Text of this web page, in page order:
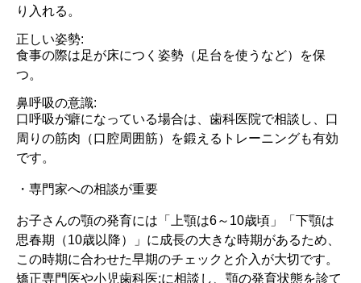
り入れる。
正しい姿勢:
食事の際は足が床につく姿勢（足台を使うなど）を保
つ。
鼻呼吸の意識:
口呼吸が癖になっている場合は、歯科医院で相談し、口
周りの筋肉（口腔周囲筋）を鍛えるトレーニングも有効
です。
・専門家への相談が重要
お子さんの顎の発育には「上顎は6～10歳頃」「下顎は
思春期（10歳以降）」に成長の大きな時期があるため、
この時期に合わせた早期のチェックと介入が大切です。
矯正専門医や小児歯科医:に相談し、顎の発育状態を診て